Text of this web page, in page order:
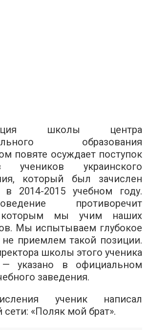
школы центра
образования
повяте осуждает поступок
украинского
который был зачислен
в 2014-2015 учебном году.
противоречит
которым мы учим наших
Мы испытываем глубокое
приемлем такой позиции.
школы этого ученика
— указано в официальном
заведения.
ученик написал
«Поляк мой брат».